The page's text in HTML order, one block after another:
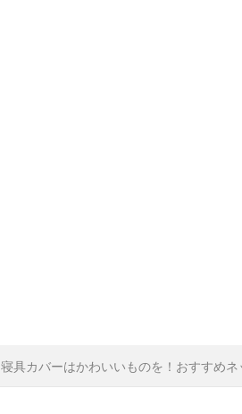
寝具カバーはかわいいものを！おすすめ